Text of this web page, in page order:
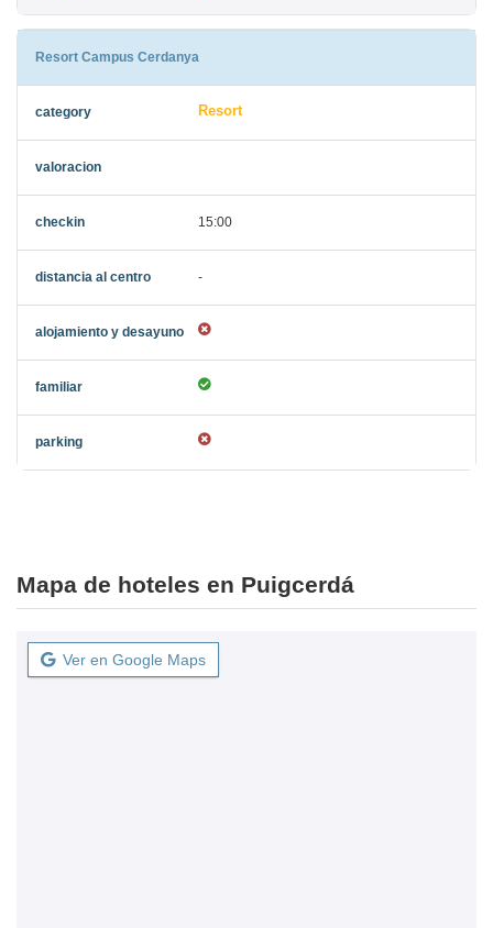
Resort Campus Cerdanya
Resort
15:00
-
Mapa de hoteles en Puigcerdá
Ver en Google Maps